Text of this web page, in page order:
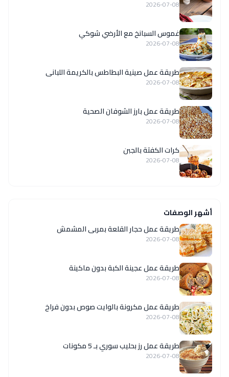
2026-07-08
غموس السبانخ مع الأرضي شوكي
2026-07-08
طريقة عمل صينية البطاطس بالكريمة اللبانى
2026-07-08
طريقة عمل بارز الشوفان الصحية
2026-07-08
كرات الكفتة بالجبن
2026-07-08
أشهر الوصفات
طريقة عمل حجار القلعة بمربى المشمش
2026-07-08
طريقة عمل عجينة الكبة بدون ماكينة
2026-07-08
طريقة عمل مكرونة بالوايت صوص بدون فراخ
2026-07-08
طريقة عمل رز بحليب سوري بـ 5 مكونات
2026-07-08